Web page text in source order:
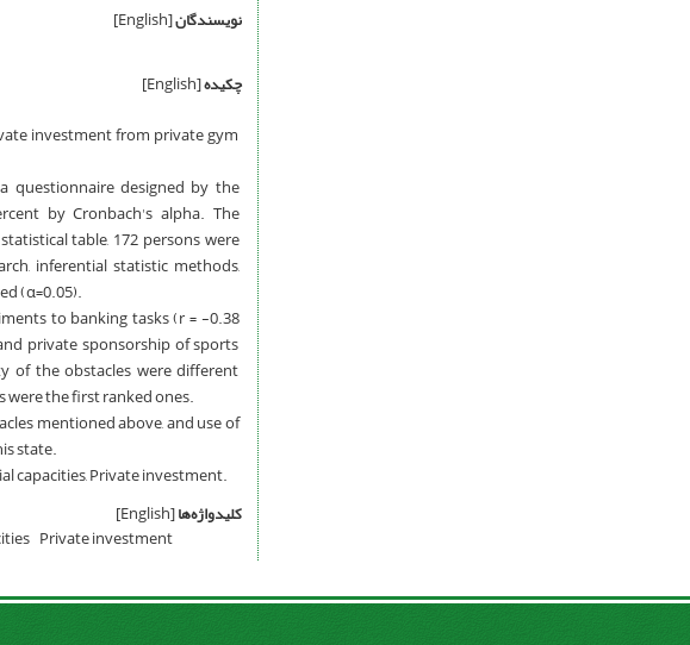
نویسندگان[English]
چکیده[English]
investment from private gym
questionnaire designed by the
by Cronbach's alpha. The
table, 172 persons were
inferential statistic methods,
(α=0.05).
to banking tasks (r = -0.38
private sponsorship of sports
of the obstacles were different
the first ranked ones.
mentioned above, and use of
state.
capacities, Private investment.
کلیدواژه‌ها[English]
Private investment